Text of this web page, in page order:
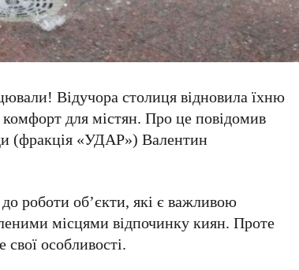
Відучорастолиця відновила їхню
комфорт для містян. Про це повідомив
(фракція «УДАР»)Валентин
роботи об’єкти, які є важливою
місцями відпочинку киян. Проте
особливості.